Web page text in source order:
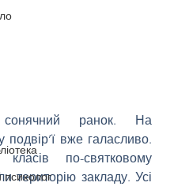
психолог
ранок. На
подвір’ї вже галасливо.
по-святковому
територію закладу. Усі